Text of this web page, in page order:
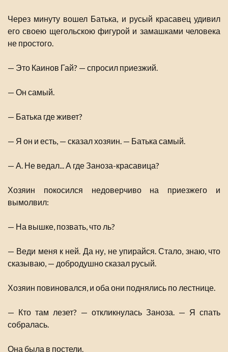
Через минуту вошел Батька, и русый красавец удивил
его своею щегольскою фигурой и замашками человека
не простого.
— Это Каинов Гай? — спросил приезжий.
— Он самый.
— Батька где живет?
— Я он и есть, — сказал хозяин. — Батька самый.
— А. Не ведал... А где Заноза-красавица?
Хозяин покосился недоверчиво на приезжего и
вымолвил:
— На вышке, позвать, что ль?
— Веди меня к ней. Да ну, не упирайся. Стало, знаю, что
сказываю, — добродушно сказал русый.
Хозяин повиновался, и оба они поднялись по лестнице.
— Кто там лезет? — откликнулась Заноза. — Я спать
собралась.
Она была в постели.